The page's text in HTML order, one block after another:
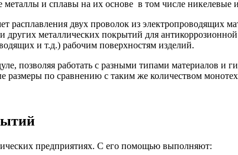
и сплавы на их основе в том числе никелевые
расплавления двух проволок из электропроводящих
металлических покрытий для
и т.д.) рабочим поверхностям изделий.
позволяя работать с разными типами материалов и
размеры по сравнению с таким же количеством
предприятиях. С его помощью выполняют: